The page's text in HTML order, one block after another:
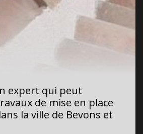
expert qui peut
de mise en place
la ville de Bevons et